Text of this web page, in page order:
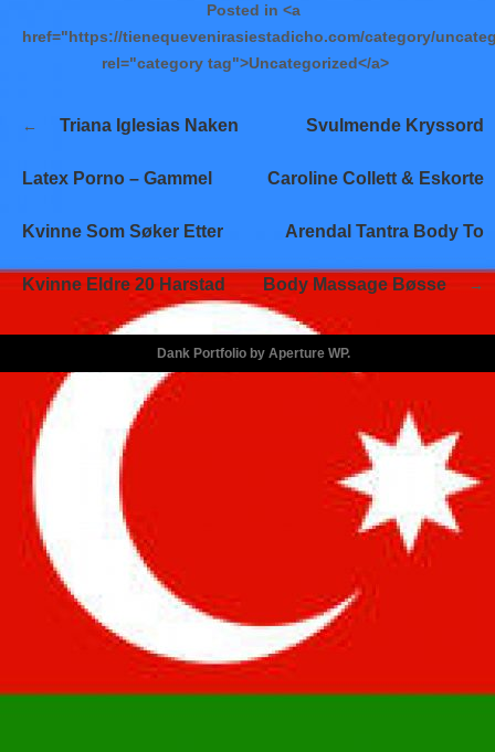
Posted in <a
href="https://tienequevenirasiestadicho.com/category/
rel="category tag">Uncategorized</a>
de
Triana Iglesias Naken
Latex Porno – Gammel
Kvinne Som Søker Etter
Kvinne Eldre 20 Harstad
Svulmende Kryssord
Caroline Collett & Eskorte
Arendal Tantra Body To
Body Massage Bøsse
Dank Portfolio by Aperture WP.